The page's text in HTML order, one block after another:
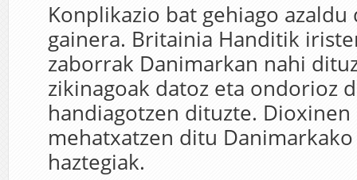
Konplikazio bat gehiago azaldu
gainera. Britainia Handitik
zaborrak Danimarkan nahi
zikinagoak datoz eta ondorioz
handiagotzen dituzte.
mehatxatzen ditu
haztegiak.